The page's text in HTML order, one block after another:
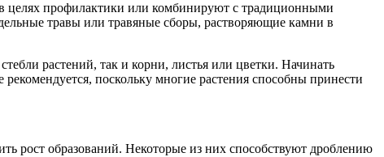
целях профилактики или комбинируют с традиционными
травы или травяные сборы, растворяющие камни в
растений, так и корни, листья или цветки. Начинать
поскольку многие растения способны принести
рост образований. Некоторые из них способствуют дроблению